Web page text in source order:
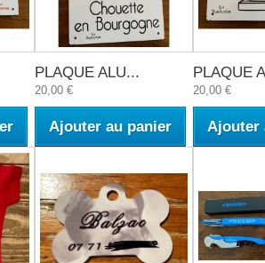
PLAQUE ALU...
20,00 €
Ajouter au panier
PLAQUE
20,00 €
Ajouter